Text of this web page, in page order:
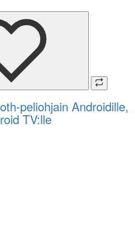
peliohjain Androidille,
TV:lle